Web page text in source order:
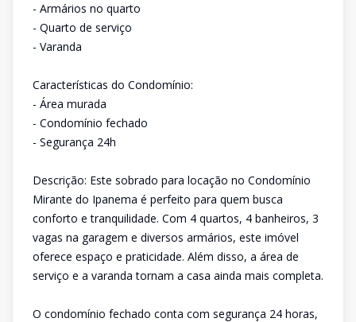
- Armários no quarto
- Quarto de serviço
- Varanda
Características do Condomínio:
- Área murada
- Condomínio fechado
- Segurança 24h
Descrição: Este sobrado para locação no Condomínio
Mirante do Ipanema é perfeito para quem busca
conforto e tranquilidade. Com 4 quartos, 4 banheiros, 3
vagas na garagem e diversos armários, este imóvel
oferece espaço e praticidade. Além disso, a área de
serviço e a varanda tornam a casa ainda mais completa.
O condomínio fechado conta com segurança 24 horas,